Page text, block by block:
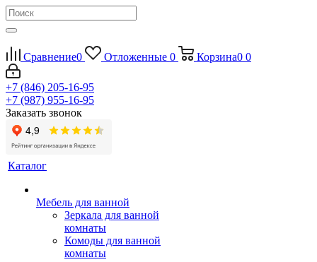
Сравнение0 Отложенные 0 Корзина0 0
+7 (846) 205-16-95
+7 (987) 955-16-95
Заказать звонок
Каталог
Мебель для ванной
Зеркала для ванной
комнаты
Комоды для ванной
комнаты